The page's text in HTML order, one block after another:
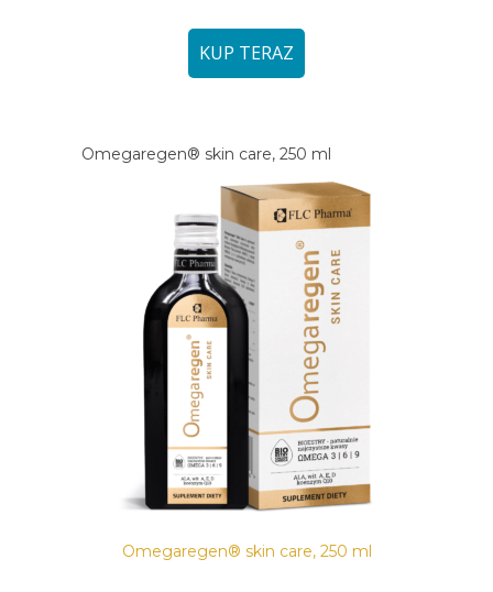
KUP TERAZ
Omegaregen® skin care, 250 ml
Omegaregen® skin care, 250 ml